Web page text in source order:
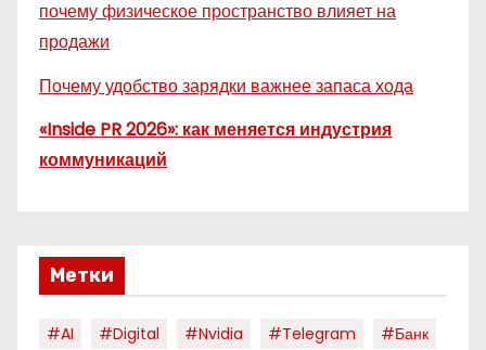
почему физическое пространство влияет на
продажи
Почему удобство зарядки важнее запаса хода
«Inside PR 2026»: как меняется индустрия
коммуникаций
Метки
#AI #digital #nvidia #telegram
#банк